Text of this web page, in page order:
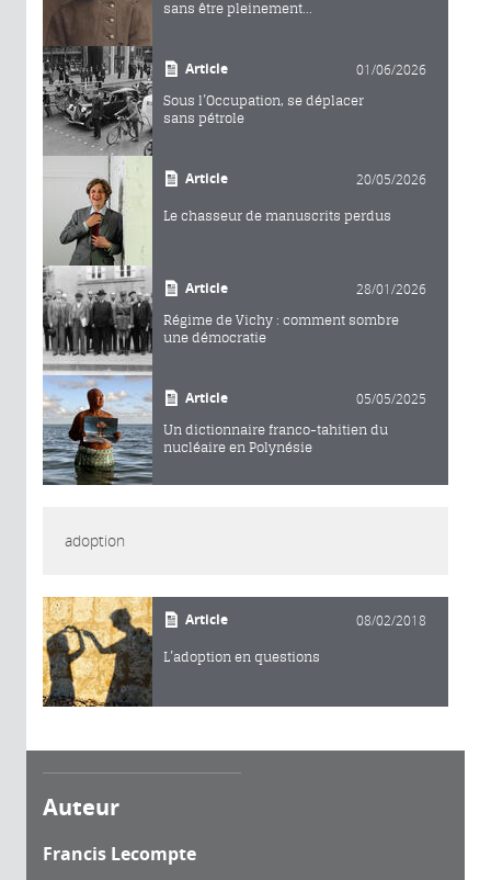
sans être pleinement...
Article 01/06/2026
Sous l’Occupation, se déplacer
sans pétrole
Article 20/05/2026
Le chasseur de manuscrits perdus
Article 28/01/2026
Régime de Vichy : comment sombre
une démocratie
Article 05/05/2025
Un dictionnaire franco-tahitien du
nucléaire en Polynésie
adoption
Article 08/02/2018
L’adoption en questions
Auteur
Francis Lecompte